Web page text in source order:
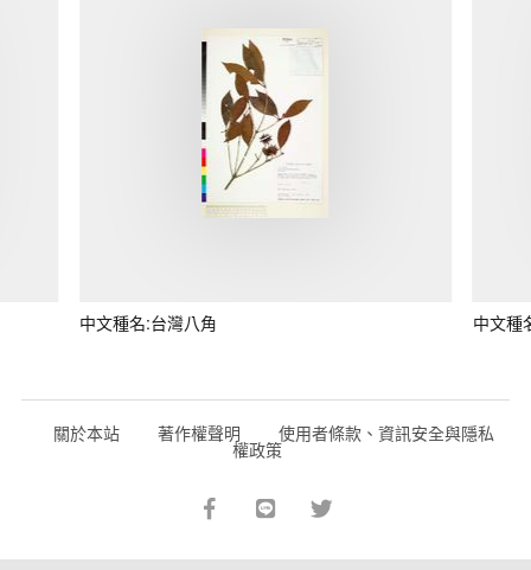
中文種名:台灣八角 中文種
關於本站 著作權聲明 使用者條款、資訊安全與隱私
權政策